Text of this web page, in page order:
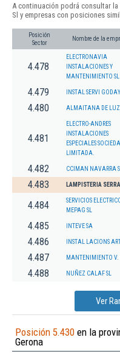
A continuación podrá consultar
Sl y empresas con posiciones
Posición
Sector
Nombre de la
4.478
ELECTRONAVIA
INSTALACIONES Y
MANTENIMIENTO SL
4.479 INSTAL SERVI
4.480 ALMAITANA DE LUZ
4.481
ELECTRO-ANDRES
INSTALACIONES
ESPECIALES
LIMITADA.
4.482 CCIMAN NAVARRA
4.483 LAMPISTERIA
4.484
SERVICIOS
MEPAG SL
4.485 INTEVE SA
4.486 INSTAL LACIONS
4.487 MANTENIMIENTO V.
4.488 NUÑEZ CALAF SL
Ver
Posición 5.430 en la
Gerona